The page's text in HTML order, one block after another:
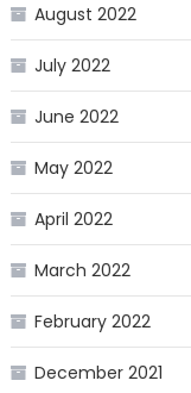
August 2022
July 2022
June 2022
May 2022
April 2022
March 2022
February 2022
December 2021